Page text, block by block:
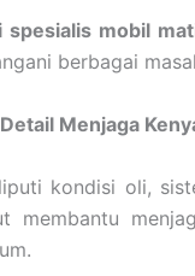
spesialis mobil
berbagai
Menjaga
kondisi oli,
membantu